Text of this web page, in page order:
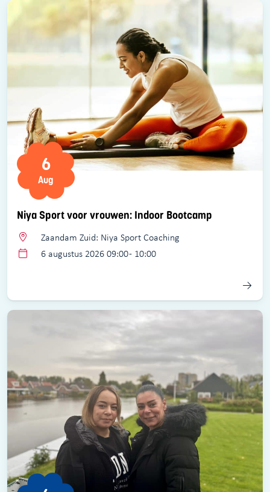
Niya Sport voor vrouwen: Indoor Bootcamp
6
Aug
Zaandam Zuid: Niya Sport Coaching
6 augustus 2026 09:00 - 10:00